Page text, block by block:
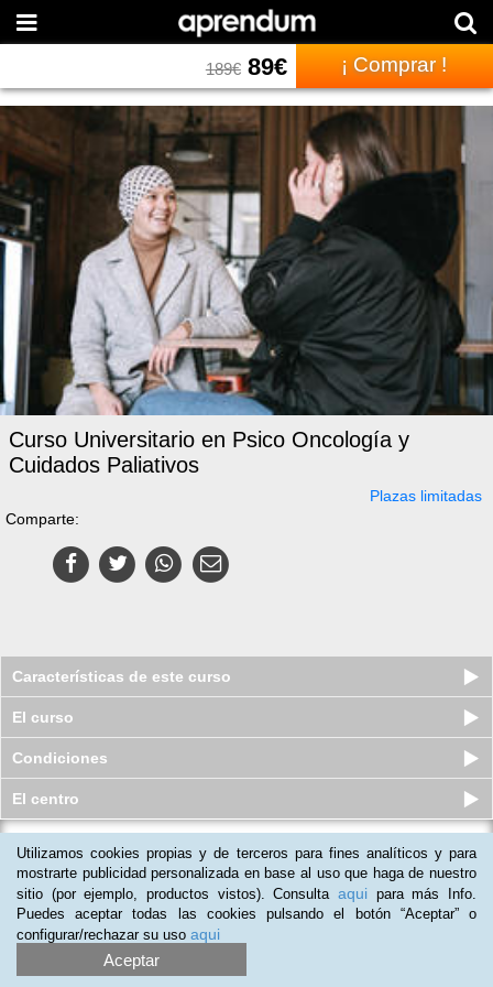
189€89€ ¡ Comprar !
Curso Universitario en Psico Oncología y
Cuidados Paliativos
Plazas limitadas
Comparte:
Características de este curso
El curso
Condiciones
El centro
Doble Máster online en Psicología
Clínica y de Salud y Prevenc...
Plazas limitadas
549€349
Utilizamos cookies propias y de terceros para fines analíticos y para
mostrarte publicidad personalizada en base al uso que haga de nuestro
sitio (por ejemplo, productos vistos). Consulta aqui para más Info.
Puedes aceptar todas las cookies pulsando el botón “Aceptar” o
configurar/rechazar su uso aqui
Aceptar